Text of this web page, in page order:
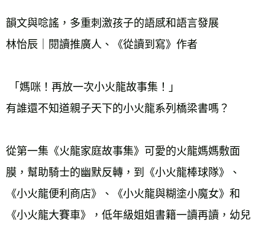
韻文與唸謠，多重刺激孩子的語感和語言發展
林怡辰｜閱讀推廣人、《從讀到寫》作者
「媽咪！再放一次小火龍故事集！」
有誰還不知道親子天下的小火龍系列橋梁書嗎？
從第一集《火龍家庭故事集》可愛的火龍媽媽敷面
膜，幫助騎士的幽默反轉，到《小火龍棒球隊》、
《小火龍便利商店》、《小火龍與糊塗小魔女》和
《小火龍大賽車》，低年級姐姐書籍一讀再讀，幼兒